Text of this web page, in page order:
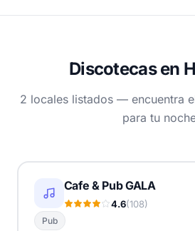
Discotecas en
2 locales listados — encuentra
para tu
Cafe & Pub GALA
4.6(108)
Pub